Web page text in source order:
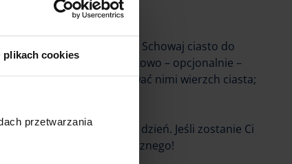
plikach cookies
przetwarzania
chałwowo-czekoladową. Schowaj ciasto do
na całą noc. Dodatkowo – opcjonalnie –
mleczną i udekorować nimi wierzch ciasta;
do spożycia na następny dzień. Jeśli zostanie Ci
go w lodówce. Smacznego!